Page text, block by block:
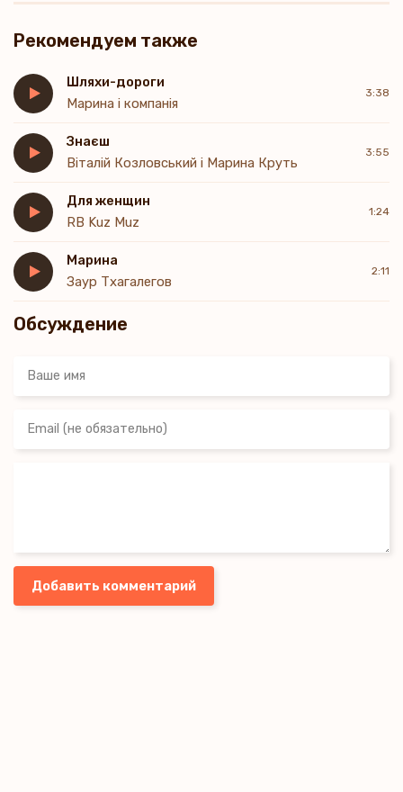
Рекомендуем также
Шляхи-дороги
Марина і компанія
3:38
Знаєш
Віталій Козловський і Марина Круть
3:55
Для женщин
RB Kuz Muz
1:24
Марина
Заур Тхагалегов
2:11
Обсуждение
Добавить комментарий